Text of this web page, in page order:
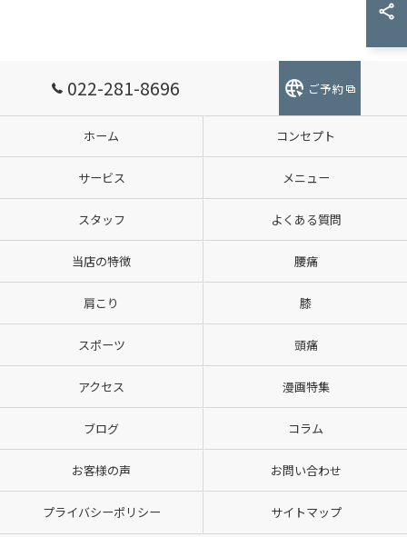
022-281-8696 ご予約
ホーム コンセプト
サービス メニュー
スタッフ よくある質問
当店の特徴 腰痛
肩こり 膝
スポーツ 頭痛
アクセス 漫画特集
ブログ コラム
お客様の声 お問い合わせ
プライバシーポリシー サイトマップ